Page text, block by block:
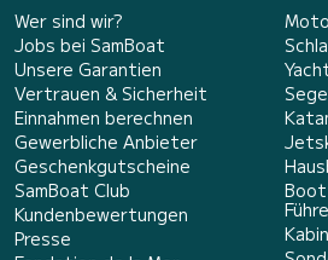
Wer sind wir?
Jobs bei SamBoat
Unsere Garantien
Vertrauen & Sicherheit
Einnahmen berechnen
Gewerbliche Anbieter
Geschenkgutscheine
SamBoat Club
Kundenbewertungen
Presse